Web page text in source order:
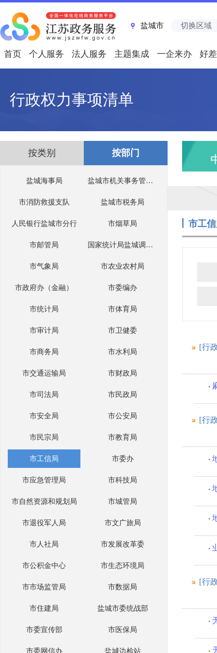
盐城市 切换区域
首页 个人服务 法人服务 主题集成 一企来办 好
行政权力事项清单
按类别 按部门
盐城海事局 盐城市机关事务管理局
市消防救援支队 盐城市税务局
人民银行盐城市分行 市烟草局
市邮管局 国家统计局盐城调查队
市气象局 市农业农村局
市政府办（金融） 市委编办
市统计局 市体育局
市审计局 市卫健委
市商务局 市水利局
市交通运输局 市财政局
市司法局 市民政局
市安全局 市公安局
市民宗局 市教育局
市工信局 市委办
市应急管理局 市科技局
市自然资源和规划局 市城管局
市退役军人局 市文广旅局
市人社局 市发展改革委
市公积金中心 市生态环境局
市市场监管局 市数据局
市住建局 盐城市委统战部
市委宣传部 市医保局
市委网信办 盐城边检站
市工
[行
[行
[行